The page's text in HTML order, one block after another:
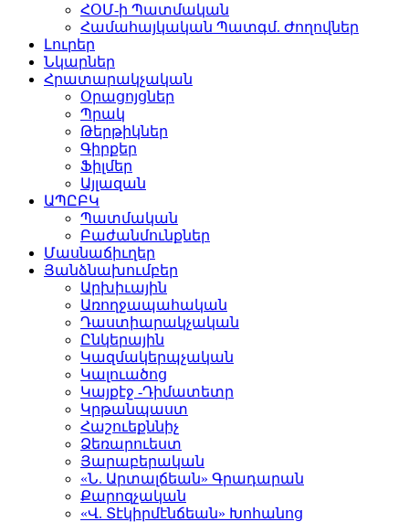
ՀՕՄ-ի Պատմական
Համահայկական Պատգմ. Ժողովներ
Լուրեր
Նկարներ
Հրատարակչական
Օրացոյցներ
Պրակ
Թերթիկներ
Գիրքեր
Ֆիլմեր
Այլազան
ԱՊԸԲԿ
Պատմական
Բաժանմունքներ
Մասնաճիւղեր
Յանձնախումբեր
Արխիւային
Առողջապահական
Դաստիարակչական
Ընկերային
Կազմակերպչական
Կալուածոց
Կայքէջ -Դիմատետր
Կրթանպաստ
Հաշուեքննիչ
Ձեռարուեստ
Յարաբերական
«Ն. Արտալճեան» Գրադարան
Քարոզչական
«Վ. Տէկիրմէնճեան» Խոհանոց